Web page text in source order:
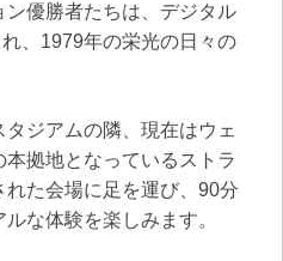
優勝者たちは、デジタル
、1979年の栄光の日々の
ジアムの隣、現在はウェ
拠地となっているストラ
れた会場に足を運び、90分
な体験を楽しみます。